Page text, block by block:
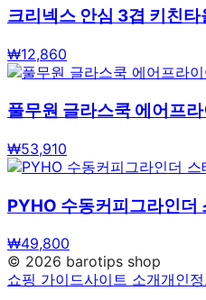
크리넥스 안심 3겹 키친타
₩12,860
풀무원 글라스쿡 에어프
₩53,910
PYHO 수동커피그
₩49,800
© 2026 barotips shop
쇼핑 가이드사이트 소개개인